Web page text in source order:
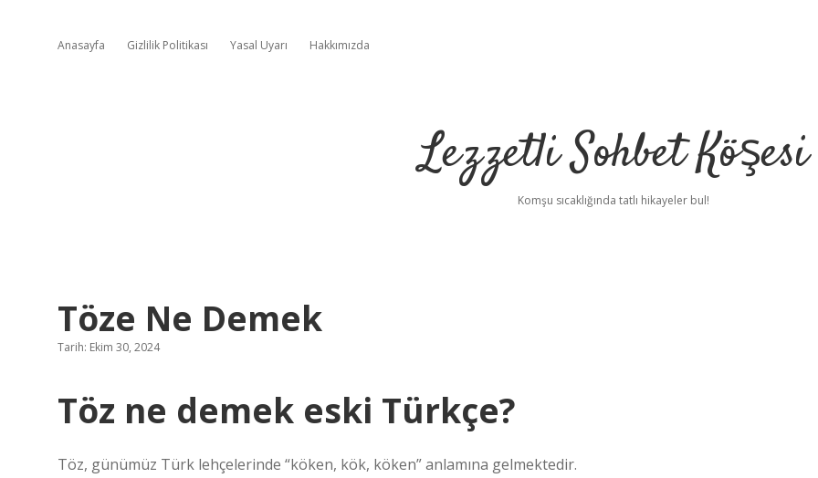
Anasayfa Gizlilik Politikası Yasal Uyarı Hakkımızda
Lezzetli Sohbet Köşesi
Komşu sıcaklığında tatlı hikayeler bul!
Töze Ne Demek
Tarih: Ekim 30, 2024
Töz ne demek eski Türkçe?
Töz, günümüz Türk lehçelerinde “köken, kök, köken” anlamına gelmektedir.